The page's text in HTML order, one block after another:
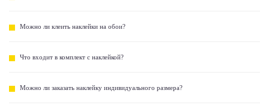
Можно ли клеить наклейки на обои?
Что входит в комплект с наклейкой?
Можно ли заказать наклейку индивидуального размера?